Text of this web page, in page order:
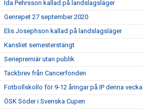
Ida Pehrsson kallad på landslagsläger
Genrepet 27 september 2020
Elis Josephson kallad på landslagsläger
Kansliet semesterstängt
Seriepremiär utan publik
Tackbrev från Cancerfonden
Fotbollskollo för 9-12 åringar på IP denna vecka
ÖSK Söder i Svenska Cupen